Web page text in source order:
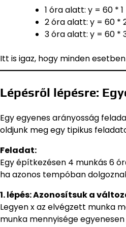
1 óra alatt: y = 60 *
2 óra alatt: y = 60 *
3 óra alatt: y = 60 *
Itt is igaz, hogy minden
Lépésről lépésre:
Egy egyenes arányosság
oldjunk meg egy tipikus
Feladat:
Egy építkezésen 4 munkás 6
ha azonos tempóban
1. lépés: Azonosítsuk a
Legyen x az elvégzett munka
munka mennyisége